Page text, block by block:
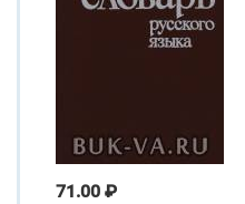
71.00 ₽